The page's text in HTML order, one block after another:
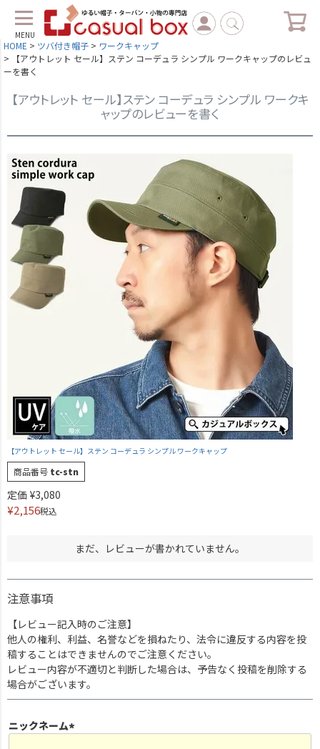
MENU
HOME ツバ付き帽子
ワークキャップ
【アウトレット セール】ステン コーデュラ シンプル ワークキャップのレビュ
ーを書く
【アウトレット セール】ステン コーデュラ シンプル ワークキ
ャップのレビューを書く
【アウトレット セール】ステン コーデュラ シンプル ワークキャップ
商品番号 tc-stn
定価 ¥3,080
¥2,156税込
まだ、レビューが書かれていません。
注意事項
【レビュー記入時のご注意】
他人の権利、利益、名誉などを損ねたり、法令に違反する内容を投
稿することはできませんのでご注意ください。
レビュー内容が不適切と判断した場合は、予告なく投稿を削除する
場合がございます。
ニックネーム